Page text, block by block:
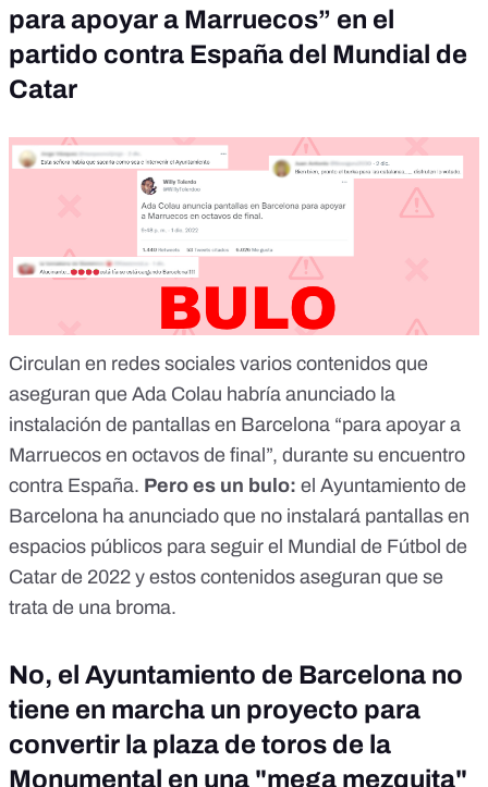
para apoyar a Marruecos” en el
partido contra España del Mundial de
Catar
Circulan en redes sociales varios contenidos que
aseguran que Ada Colau habría anunciado la
instalación de pantallas en Barcelona “para apoyar a
Marruecos en octavos de final”, durante su encuentro
contra España. Pero es un bulo: el Ayuntamiento de
Barcelona ha anunciado que no instalará pantallas en
espacios públicos para seguir el Mundial de Fútbol de
Catar de 2022 y estos contenidos aseguran que se
trata de una broma.
No, el Ayuntamiento de Barcelona no
tiene en marcha un proyecto para
convertir la plaza de toros de la
Monumental en una "mega mezquita"